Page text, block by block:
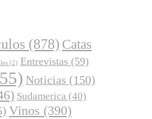
(878) Catas
(2) Entrevistas (59)
Noticias (150)
Sudamerica (40)
Vinos (390)